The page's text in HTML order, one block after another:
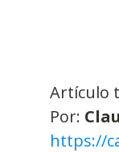
Artículo
Por:
https://